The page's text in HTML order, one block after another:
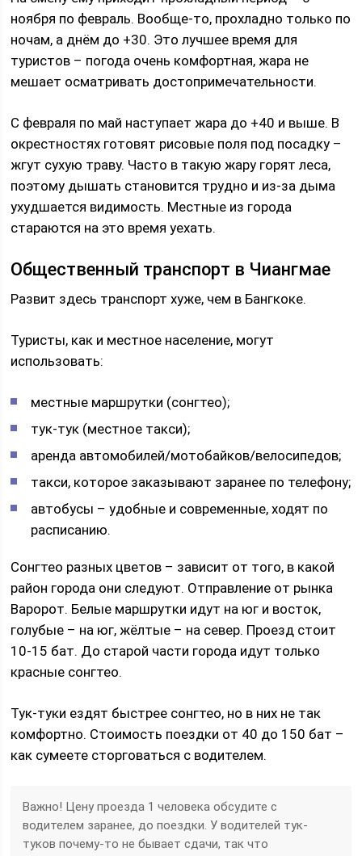
ноября по февраль. Вообще-то, прохладно только по
ночам, а днём до +30. Это лучшее время для
туристов – погода очень комфортная, жара не
мешает осматривать достопримечательности.
С февраля по май наступает жара до +40 и выше. В
окрестностях готовят рисовые поля под посадку –
жгут сухую траву. Часто в такую жару горят леса,
поэтому дышать становится трудно и из-за дыма
ухудшается видимость. Местные из города
стараются на это время уехать.
Общественный транспорт в Чиангмае
Развит здесь транспорт хуже, чем в Бангкоке.
Туристы, как и местное население, могут
использовать:
местные маршрутки (сонгтео);
тук-тук (местное такси);
аренда автомобилей/мотобайков/велосипедов;
такси, которое заказывают заранее по телефону;
автобусы – удобные и современные, ходят по
расписанию.
Сонгтео разных цветов – зависит от того, в какой
район города они следуют. Отправление от рынка
Варорот. Белые маршрутки идут на юг и восток,
голубые – на юг, жёлтые – на север. Проезд стоит
10-15 бат. До старой части города идут только
красные сонгтео.
Тук-туки ездят быстрее сонгтео, но в них не так
комфортно. Стоимость поездки от 40 до 150 бат –
как сумеете сторговаться с водителем.
Важно! Цену проезда 1 человека обсудите с
водителем заранее, до поездки. У водителей тук-
туков почему-то не бывает сдачи, так что